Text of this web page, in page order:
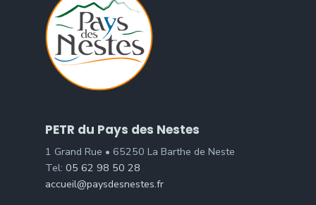
PETR du Pays des Nestes
1 Grand Rue • 65250 La Barthe de Neste
Tel: 05 62 98 50 28
accueil@paysdesnestes.fr